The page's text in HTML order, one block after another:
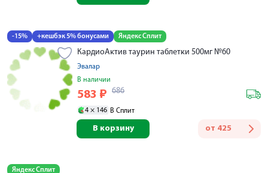
-15% +кешбэк 5% бонусами Яндекс Сплит
КардиоАктив таурин таблетки 500мг №60
Эвалар
В наличии
583 ₽ 686
4 × 146 В Сплит
от 425
В корзину
Яндекс Сплит